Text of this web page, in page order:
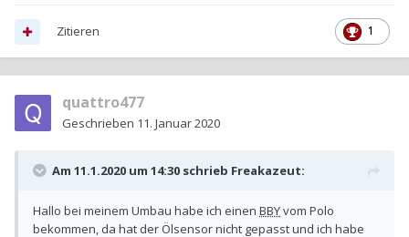
1
Zitieren
quattro477
Geschrieben 11. Januar 2020
Am 11.1.2020 um 14:30 schrieb Freakazeut:
Hallo bei meinem Umbau habe ich einen BBYvom Polo
bekommen, da hat der Ölsensor nicht gepasst und ich habe